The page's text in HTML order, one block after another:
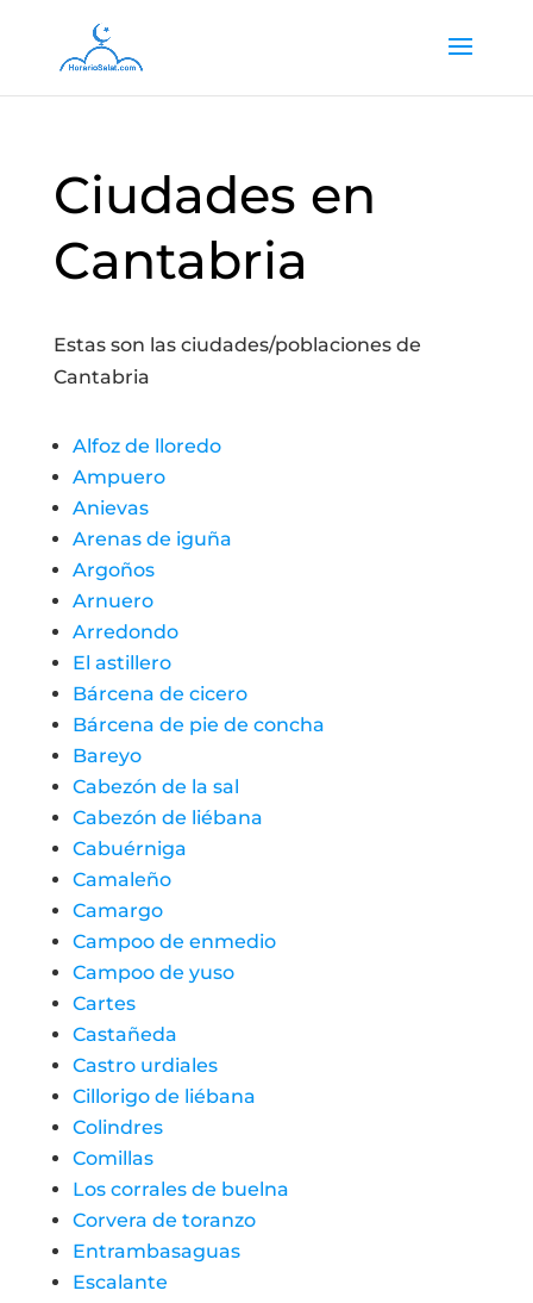
Ciudades en
Cantabria
Estas son las ciudades/poblaciones de
Cantabria
Alfoz de lloredo
Ampuero
Anievas
Arenas de iguña
Argoños
Arnuero
Arredondo
El astillero
Bárcena de cicero
Bárcena de pie de concha
Bareyo
Cabezón de la sal
Cabezón de liébana
Cabuérniga
Camaleño
Camargo
Campoo de enmedio
Campoo de yuso
Cartes
Castañeda
Castro urdiales
Cillorigo de liébana
Colindres
Comillas
Los corrales de buelna
Corvera de toranzo
Entrambasaguas
Escalante